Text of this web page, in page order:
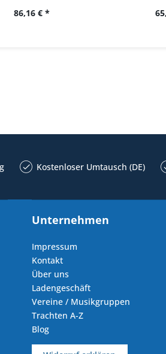
86,16 € *
Kostenloser Umtausch (DE)
Unternehmen
Impressum
Kontakt
Über uns
Ladengeschäft
Vereine / Musikgruppen
Trachten A-Z
Blog